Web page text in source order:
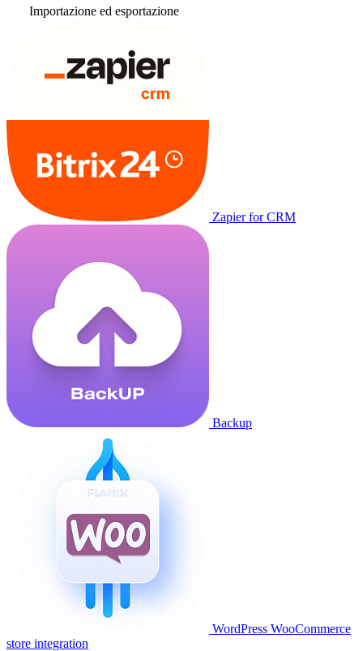
Importazione ed esportazione
Zapier for CRM
Backup
WordPress WooCommerce
store integration